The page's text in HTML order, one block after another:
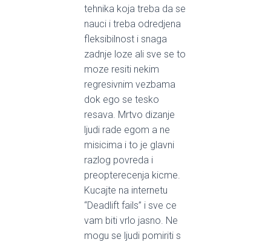
tehnika koja treba da se
nauci i treba odredjena
fleksibilnost i snaga
zadnje loze ali sve se to
moze resiti nekim
regresivnim vezbama
dok ego se tesko
resava. Mrtvo dizanje
ljudi rade egom a ne
misicima i to je glavni
razlog povreda i
preopterecenja kicme.
Kucajte na internetu
“Deadlift fails” i sve ce
vam biti vrlo jasno. Ne
mogu se ljudi pomiriti s